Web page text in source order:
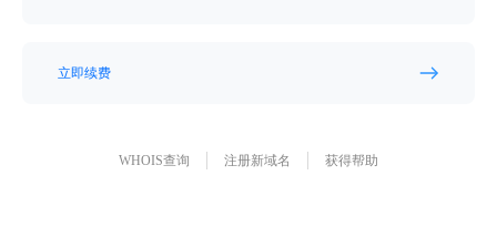
立即续费
WHOIS查询 注册新域名 获得帮助